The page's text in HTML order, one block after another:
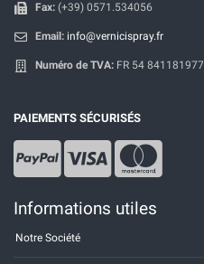
Fax: (+39) 0571.534056
Email: info@vernicispray.fr
Numéro de TVA: FR 54 841181977
PAIEMENTS SÉCURISÉS
Informations utiles
Notre Société